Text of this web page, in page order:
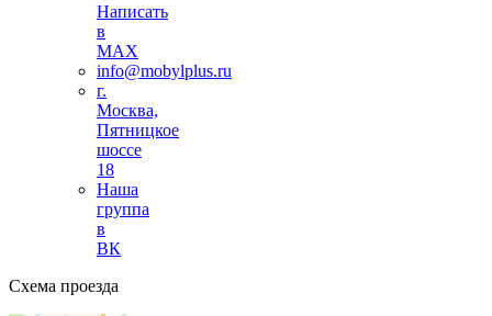
Написать
в
MAX
info@mobylplus.ru
г.
Москва,
Пятницкое
шоссе
18
Наша
группа
в
ВК
Схема проезда